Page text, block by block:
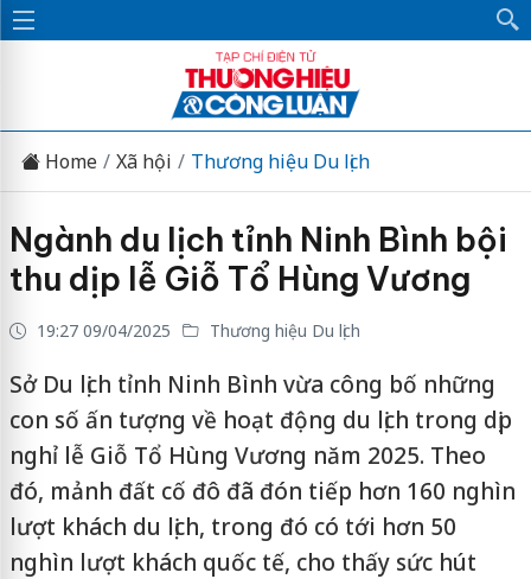
Home Xã hội Thương hiệu Du lịch
Ngành du lịch tỉnh Ninh Bình bội
thu dịp lễ Giỗ Tổ Hùng Vương
19:27 09/04/2025 Thương hiệu Du lịch
Sở Du lịch tỉnh Ninh Bình vừa công bố những
con số ấn tượng về hoạt động du lịch trong dịp
nghỉ lễ Giỗ Tổ Hùng Vương năm 2025. Theo
đó, mảnh đất cố đô đã đón tiếp hơn 160 nghìn
lượt khách du lịch, trong đó có tới hơn 50
nghìn lượt khách quốc tế, cho thấy sức hút